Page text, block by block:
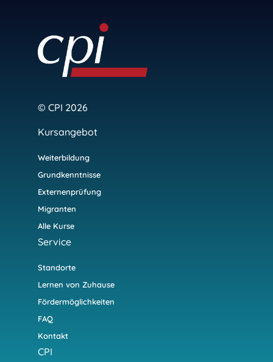
© CPI 2026
Kursangebot
Weiterbildung
Grundkenntnisse
Externenprüfung
Migranten
Alle Kurse
Service
Standorte
Lernen von Zuhause
Fördermöglichkeiten
FAQ
Kontakt
CPI